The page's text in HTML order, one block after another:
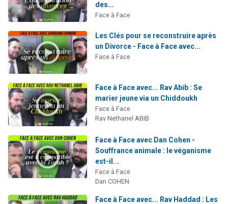
des...
Face à Face
Les Clés pour se reconstruire après
un Divorce - Face à Face avec...
Face à Face
Face à Face avec... Rav Abib : Se
marier jeune via un Chiddoukh
Face à Face
Rav Nethanel ABIB
Face à Face avec Dan Cohen -
Souffrance animale : le véganisme
est-il...
Face à Face
Dan COHEN
Face à Face avec... Rav Haddad : Les